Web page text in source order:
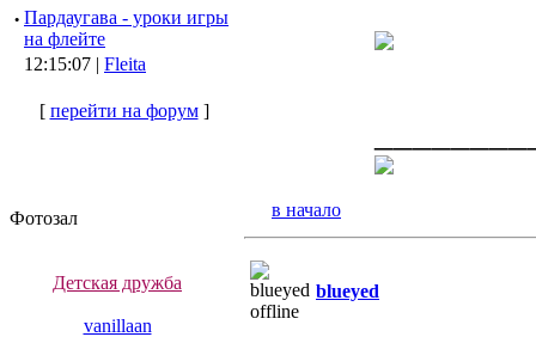
· Пардаугава - уроки игры
на флейте
12:15:07 | Fleita
[ перейти на форум]
Фотозал
Детская дружба
vanillaan
в начало
blueyed